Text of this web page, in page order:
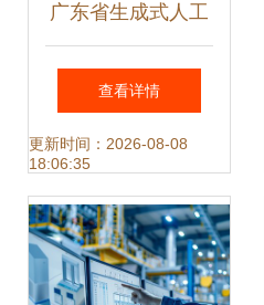
广东省生成式人工
智能服务备案信息
公告（11月1日）
信息咨询服务类企
业名单发布
查看详情
更新时间：2026-08-08
18:06:35